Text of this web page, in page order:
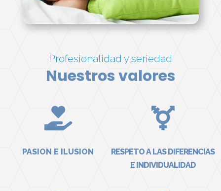
Profesionalidad y seriedad
Nuestros valores

PASION E ILUSION

RESPETO A LAS DIFERENCIAS
E INDIVIDUALIDAD